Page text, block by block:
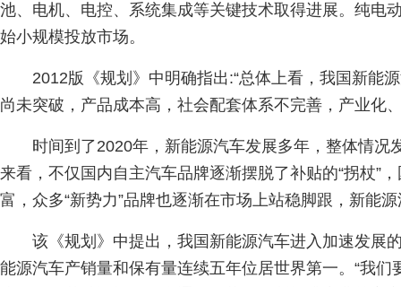
池、电机、电控、系统集成等关键技术取得进展。纯电
始小规模投放市场。
2012版《规划》中明确指出:“总体上看，我国新能
尚未突破，产品成本高，社会配套体系不完善，产业化
时间到了2020年，新能源汽车发展多年，整体情况
来看，不仅国内自主汽车品牌逐渐摆脱了补贴的“拐杖”
富，众多“新势力”品牌也逐渐在市场上站稳脚跟，新能
该《规划》中提出，我国新能源汽车进入加速发展
能源汽车产销量和保有量连续五年位居世界第一。“我